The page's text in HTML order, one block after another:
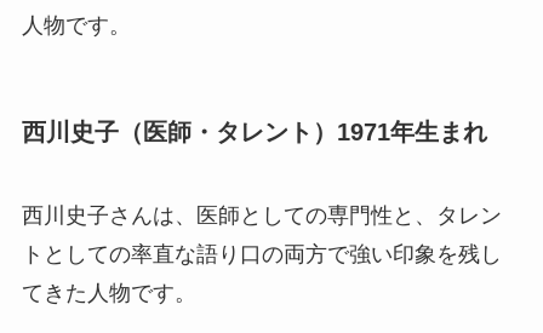
人物です。
西川史子（医師・タレント）1971年生まれ
西川史子さんは、医師としての専門性と、タレン
トとしての率直な語り口の両方で強い印象を残し
てきた人物です。